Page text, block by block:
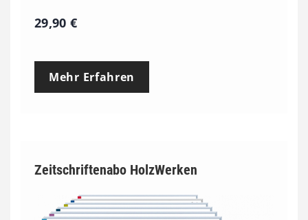
29,90€
Mehr Erfahren
Zeitschriftenabo HolzWerken